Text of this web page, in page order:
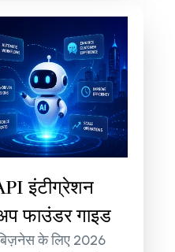
इंटीग्रेशन
फाउंडर गाइड
के लिए 2026